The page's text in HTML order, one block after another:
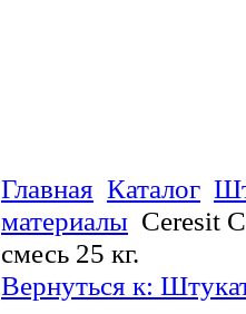
Главная Каталог
материалы Ceresit
смесь 25 кг.
Вернуться к: